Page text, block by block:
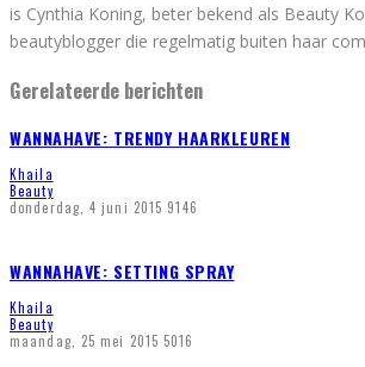
is Cynthia Koning, beter bekend als Beauty
beautyblogger die regelmatig buiten haar
Gerelateerde berichten
WANNAHAVE: TRENDY HAARKLEUREN
Khaila
Beauty
donderdag, 4 juni 2015 9146
WANNAHAVE: SETTING SPRAY
Khaila
Beauty
maandag, 25 mei 2015 5016